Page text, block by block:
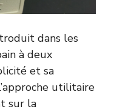
dans les
à deux
et sa
utilitaire
sur la